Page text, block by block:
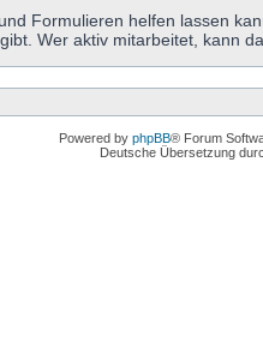
Formulieren helfen lassen
Wer aktiv mitarbeitet, kann
Powered by phpBB® Forum
Deutsche Übersetzung